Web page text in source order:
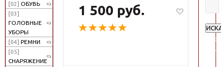
[02] ОБУВЬ
[03]
ГОЛОВНЫЕ
УБОРЫ
[04] РЕМНИ
[05]
СНАРЯЖЕНИЕ
1 500 руб.